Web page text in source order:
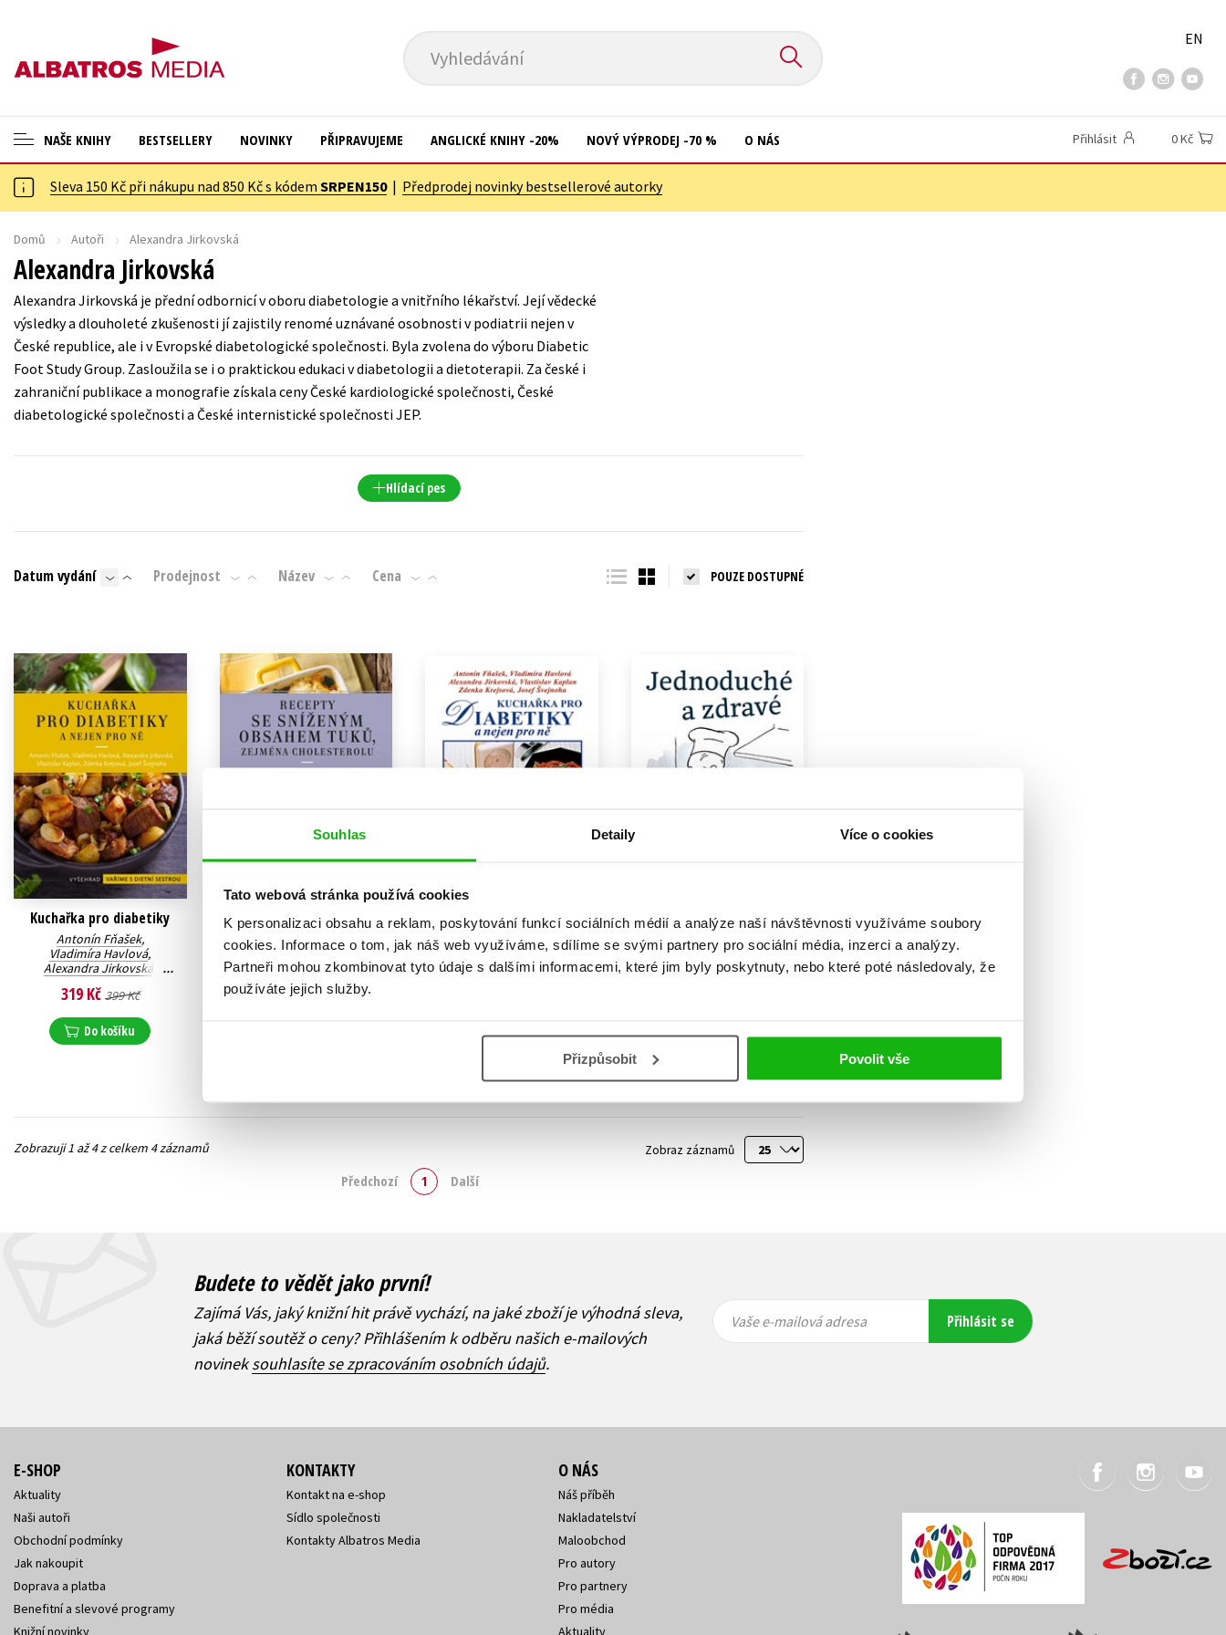
Souhlas Detaily Více o cookies
Tato webová stránka používá cookies
K personalizaci obsahu a reklam, poskytování funkcí sociálních médií a analýze naší návštěvnosti využíváme soubory
cookies. Informace o tom, jak náš web využíváme, sdílíme se svými partnery pro sociální média, inzerci a analýzy.
Partneři mohou zkombinovat tyto údaje s dalšími informacemi, které jim byly poskytnuty, nebo které poté následovaly, že
používáte jejich služby.
Přizpůsobit Povolit vše
Vyhledávání
EN
NAŠE KNIHY
ANGLICKÉ KNIHY -20 %
NOVÝ VÝPRODEJ -70 %
KNIHY S DÁRKEM
ASTERIX S DÁRKEM
🎁DÁRKOVÉ PUBLIKACE
✉️ DÁRKOVÉ POUKAZY
Auto - moto
Cestování
Digitální fotografie
Esoterika a duchovní svět
Historie a military
Hobby
Ostatní
Počítače
BESTSELLERY NOVINKY PŘIPRAVUJEME ANGLICKÉ KNIHY -20% NOVÝ VÝPRODEJ -70 % O NÁS Přihlásit 0 Kč
Sleva 150 Kč při nákupu nad 850 Kč s kódem SRPEN150| Předprodej novinky bestsellerové autorky
Domů Autoři Alexandra Jirkovská
Alexandra Jirkovská
Alexandra Jirkovská je přední odbornicí v oboru diabetologie a vnitřního lékařství. Její vědecké
výsledky a dlouholeté zkušenosti jí zajistily renomé uznávané osobnosti v podiatrii nejen v
České republice, ale i v Evropské diabetologické společnosti. Byla zvolena do výboru Diabetic
Foot Study Group. Zasloužila se i o praktickou edukaci v diabetologii a dietoterapii. Za české i
zahraniční publikace a monografie získala ceny České kardiologické společnosti, České
diabetologické společnosti a České internistické společnosti JEP.
Hlídací pes
Datum vydání Prodejnost Název Cena POUZE DOSTUPNÉ
Kuchařka pro diabetiky
Antonín Fňašek,
Vladimíra Havlová,
Alexandra Jirkovská
MUDr. Vlastislav Kaplan
319 Kč 399 Kč
Do košíku
Recepty se sníženým
obsahem tuků, zejména
cholesterolu
Vladimíra Havlová,
Alexandra Jirkovská
Kuchařka pro diabetiky
Antonín Fňašek ,
Vladimíra Havlová,
Alexandra Jirkovská,
Do košíku
Jednoduché a zdravé
recepty pro seniory
Vladimíra Havlová
Alexandra Jirkovská
Do košíku
Zobraz záznamů
Zobrazuji 1 až 4 z celkem 4 záznamů
Předchozí 1 Další
Budete to vědět jako první!
Zajímá Vás, jaký knižní hit právě vychází, na jaké zboží je výhodná sleva,
jaká běží soutěž o ceny? Přihlášením k odběru našich e-mailových
novineksouhlasíte se zpracováním osobních údajů.
Vaše e-
mailová
Vaše e-
mailová
Vaše e-mailová adresa Přihlásit se
E-SHOP
Aktuality
Naši autoři
Obchodní podmínky
Jak nakoupit
Doprava a platba
Benefitní a slevové programy
Knižní novinky
KONTAKTY
Kontakt na e-shop
Sídlo společnosti
Kontakty Albatros Media
O NÁS
Náš příběh
Nakladatelství
Maloobchod
Pro autory
Pro partnery
Pro média
Aktuality